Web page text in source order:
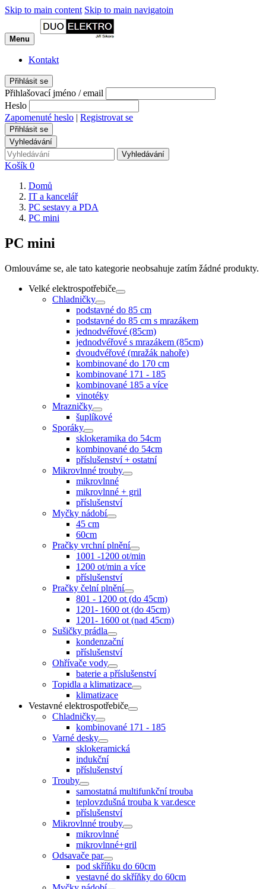
Skip to main content Skip to main navigatoin
Menu
Kontakt
Přihlásit se
Přihlašovací jméno / email
Heslo
Zapomenuté heslo | Registrovat se
Přihlásit se
Vyhledávání
Vyhledávání
Košík 0
Domů
IT a kancelář
PC sestavy a PDA
PC mini
PC mini
Omlouváme se, ale tato kategorie neobsahuje zatím žádné produkty.
Velké elektrospotřebiče
Chladničky
podstavné do 85 cm
podstavné do 85 cm s mrazákem
jednodvéřové (85cm)
jednodvéřové s mrazákem (85cm)
dvoudvéřové (mražák nahoře)
kombinované do 170 cm
kombinované 171 - 185
kombinované 185 a více
vinotéky
Mrazničky
šuplíkové
Sporáky
sklokeramika do 54cm
kombinované do 54cm
příslušenství + ostatní
Mikrovlnné trouby
mikrovlnné
mikrovlnné + gril
příslušenství
Myčky nádobí
45 cm
60cm
Pračky vrchní plnění
1001 -1200 ot/min
1200 ot/min a více
příslušenství
Pračky čelní plnění
801 - 1200 ot (do 45cm)
1201- 1600 ot (do 45cm)
1201- 1600 ot (nad 45cm)
Sušičky prádla
kondenzační
příslušenství
Ohřívače vody
baterie a příslušenství
Topidla a klimatizace
klimatizace
Vestavné elektrospotřebiče
Chladničky
kombinované 171 - 185
Varné desky
sklokeramická
indukční
příslušenství
Trouby
samostatná multifunkční trouba
teplovzdušná trouba k var.desce
příslušenství
Mikrovlnné trouby
mikrovlnné
mikrovlnné+gril
Odsavače par
pod skříňku do 60cm
vestavné do skříňky do 60cm